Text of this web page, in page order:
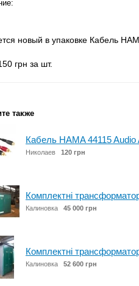
новый в упаковке Кабель
грн за шт.
также
Кабель HAMA 44115
Николаев 120 грн
Комплектні
Калиновка 45 000 грн
Комплектні
Калиновка 52 600 грн